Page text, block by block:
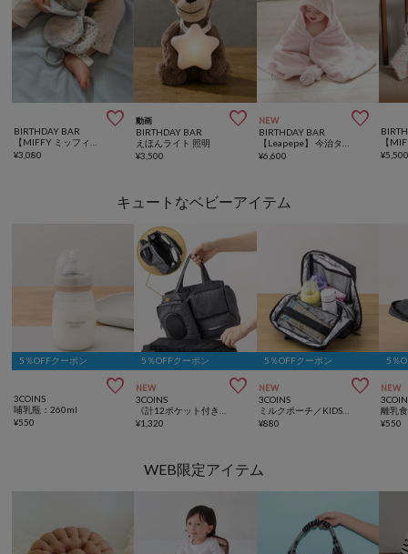

BIRTHDAY BAR
¥3,080
動画 
BIRTHDAY BAR
えほんライト 照明
¥3,500
NEW 
BIRTHDAY BAR
¥6,600 ¥
キュートなベビーアイテム
5％OFFクーポン

3COINS
哺乳瓶：260ml
¥550
5％OFFクーポン
NEW 
3COINS
¥1,320
5％OFFクーポン
NEW 
3COINS
ミルクポーチ／KIDSトラベル
¥880
5％
NEW
¥550
WEB限定アイテム